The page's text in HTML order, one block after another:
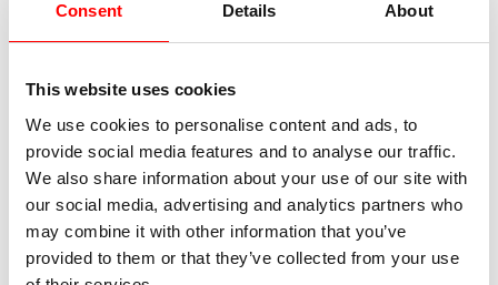
Consent Details About
This website uses cookies
We use cookies to personalise content and ads, to
provide social media features and to analyse our traffic.
We also share information about your use of our site with
our social media, advertising and analytics partners who
may combine it with other information that you’ve
provided to them or that they’ve collected from your use
22 juni 2026
Hoe krijgt u actuele kilometerstanden
Direct de actuele kilometerstand van alle voertuigen,
brandstof en EV, in uw wagenpark, dat is het grote
voordeel van fleetmanagement met Echoes.
Lees verder
21 juni 2026